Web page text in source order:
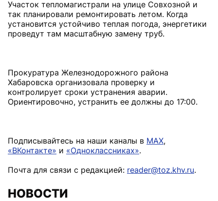
Участок тепломагистрали на улице Совхозной и
так планировали ремонтировать летом. Когда
установится устойчиво теплая погода, энергетики
проведут там масштабную замену труб.
Прокуратура Железнодорожного района
Хабаровска организовала проверку и
контролирует сроки устранения аварии.
Ориентировочно, устранить ее должны до 17:00.
Подписывайтесь на наши каналы в MAX,
«ВКонтакте» и «Одноклассниках».
Почта для связи с редакцией: reader@toz.khv.ru.
НОВОСТИ